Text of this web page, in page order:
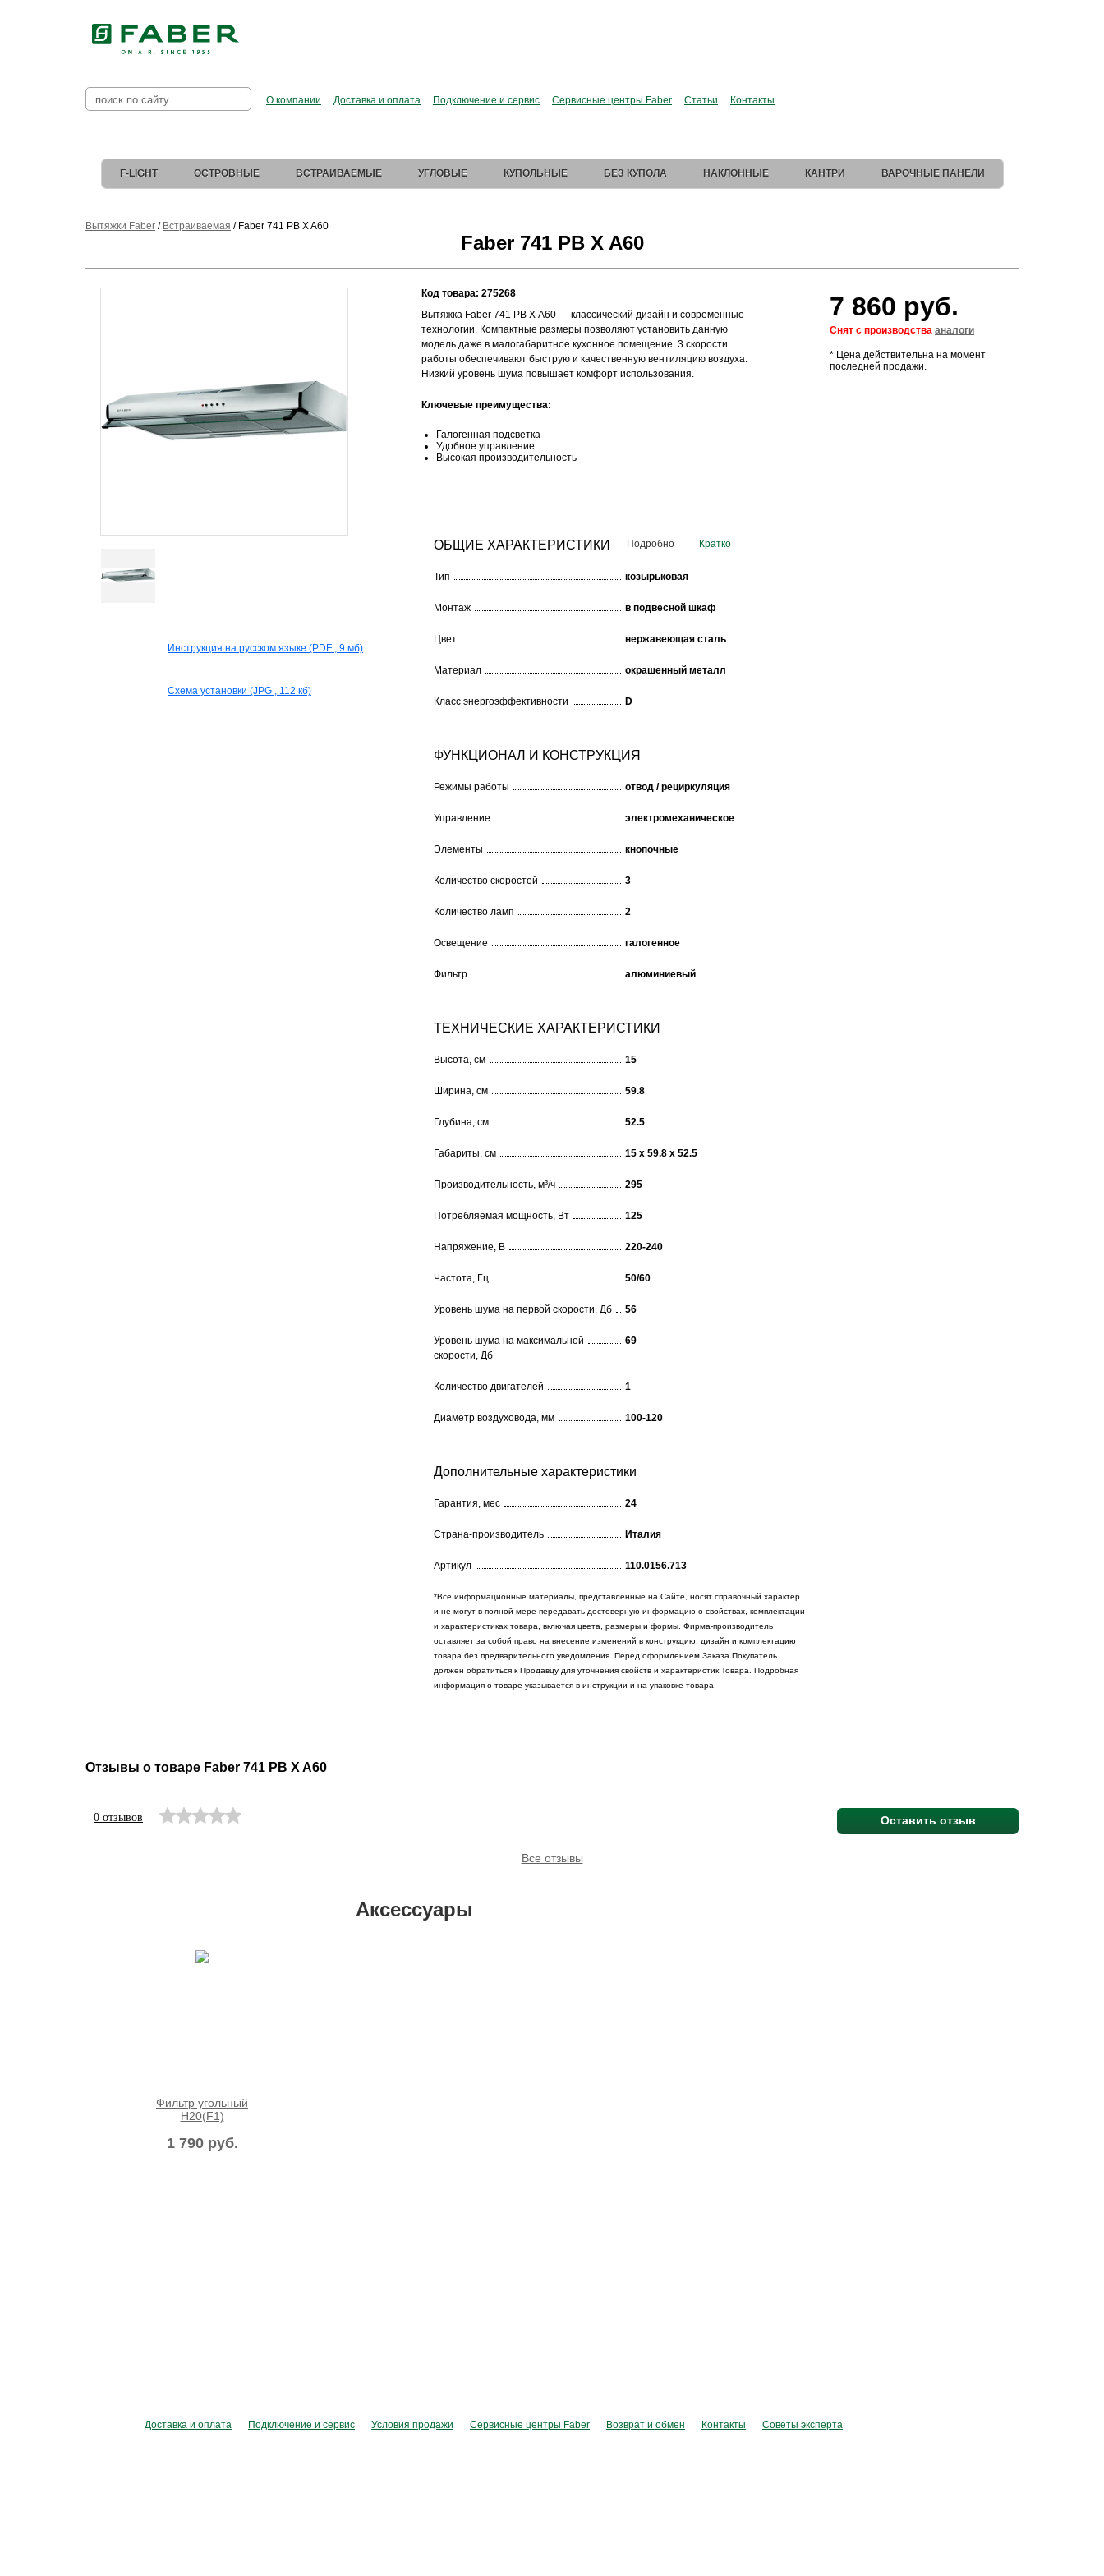
О компании Доставка и оплата Подключение и сервис Сервисные центры Faber Статьи Контакты
F-LIGHT ОСТРОВНЫЕ ВСТРАИВАЕМЫЕ УГЛОВЫЕ КУПОЛЬНЫЕ БЕЗ КУПОЛА НАКЛОННЫЕ КАНТРИ ВАРОЧНЫЕ ПАНЕЛИ
Вытяжки Faber / Встраиваемая / Faber 741 PB X A60
Faber 741 PB X A60
Инструкция на русском языке (PDF , 9 мб)
Схема установки (JPG , 112 кб)
Код товара: 275268
Вытяжка Faber 741 PB X A60 — классический дизайн и современные
технологии. Компактные размеры позволяют установить данную
модель даже в малогабаритное кухонное помещение. 3 скорости
работы обеспечивают быструю и качественную вентиляцию воздуха.
Низкий уровень шума повышает комфорт использования.
Ключевые преимущества:
Галогенная подсветка
Удобное управление
Высокая производительность
7 860 руб.
Снят с производства аналоги
* Цена действительна на момент
последней продажи.
ОБЩИЕ ХАРАКТЕРИСТИКИ Подробно Кратко
козырьковая
Тип
в подвесной шкаф
Монтаж
нержавеющая сталь
Цвет
окрашенный металл
Материал
D
Класс энергоэффективности
ФУНКЦИОНАЛ И КОНСТРУКЦИЯ
отвод / рециркуляция
Режимы работы
электромеханическое
Управление
кнопочные
Элементы
3
Количество скоростей
2
Количество ламп
галогенное
Освещение
алюминиевый
Фильтр
ТЕХНИЧЕСКИЕ ХАРАКТЕРИСТИКИ
15
Высота, см
59.8
Ширина, см
52.5
Глубина, см
15 х 59.8 х 52.5
Габариты, см
295
Производительность, м³/ч
125
Потребляемая мощность, Вт
220-240
Напряжение, В
50/60
Частота, Гц
56
Уровень шума на первой скорости, Дб
69
Уровень шума на максимальной
скорости, Дб
1
Количество двигателей
100-120
Диаметр воздуховода, мм
Дополнительные характеристики
24
Гарантия, мес
Италия
Cтрана-производитель
110.0156.713
Артикул
*Все информационные материалы, представленные на Сайте, носят справочный характер
и не могут в полной мере передавать достоверную информацию о свойствах, комплектации
и характеристиках товара, включая цвета, размеры и формы. Фирма-производитель
оставляет за собой право на внесение изменений в конструкцию, дизайн и комплектацию
товара без предварительного уведомления. Перед оформлением Заказа Покупатель
должен обратиться к Продавцу для уточнения свойств и характеристик Товара. Подробная
информация о товаре указывается в инструкции и на упаковке товара.
Отзывы о товаре Faber 741 PB X A60
0 отзывов Оставить отзыв
Все отзывы
Аксессуары
Фильтр угольный
H20(F1)
1 790 руб.
Доставка и оплата Подключение и сервис Условия продажи Сервисные центры Faber Возврат и обмен Контакты Советы эксперта